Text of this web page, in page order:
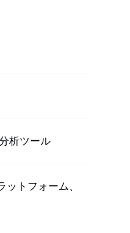
析ツール
トフォーム、